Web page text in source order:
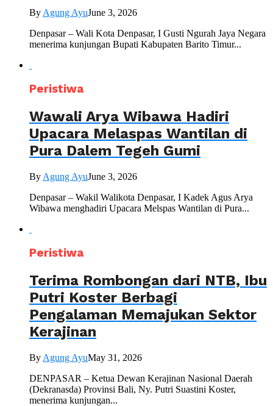
ByAgung AyuJune 3, 2026
Denpasar – Wali Kota Denpasar, I Gusti Ngurah Jaya Negara
menerima kunjungan Bupati Kabupaten Barito Timur...
Peristiwa
Wawali Arya Wibawa Hadiri
Upacara Melaspas Wantilan di
Pura Dalem Tegeh Gumi
By Agung AyuJune 3, 2026
Denpasar – Wakil Walikota Denpasar, I Kadek Agus Arya
Wibawa menghadiri Upacara Melspas Wantilan di Pura...
Peristiwa
Terima Rombongan dari NTB, Ibu
Putri Koster Berbagi
Pengalaman Memajukan Sektor
Kerajinan
By Agung AyuMay 31, 2026
DENPASAR – Ketua Dewan Kerajinan Nasional Daerah
(Dekranasda) Provinsi Bali, Ny. Putri Suastini Koster,
menerima kunjungan...